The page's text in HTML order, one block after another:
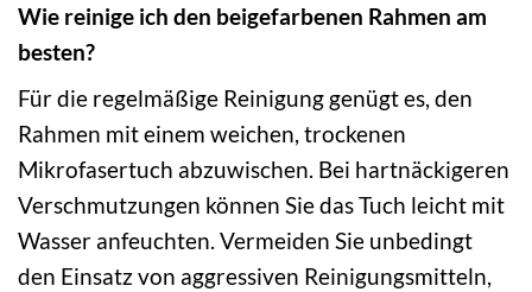
Wie reinige ich den beigefarbenen Rahmen am
besten?
Für die regelmäßige Reinigung genügt es, den
Rahmen mit einem weichen, trockenen
Mikrofasertuch abzuwischen. Bei hartnäckigeren
Verschmutzungen können Sie das Tuch leicht mit
Wasser anfeuchten. Vermeiden Sie unbedingt
den Einsatz von aggressiven Reinigungsmitteln,